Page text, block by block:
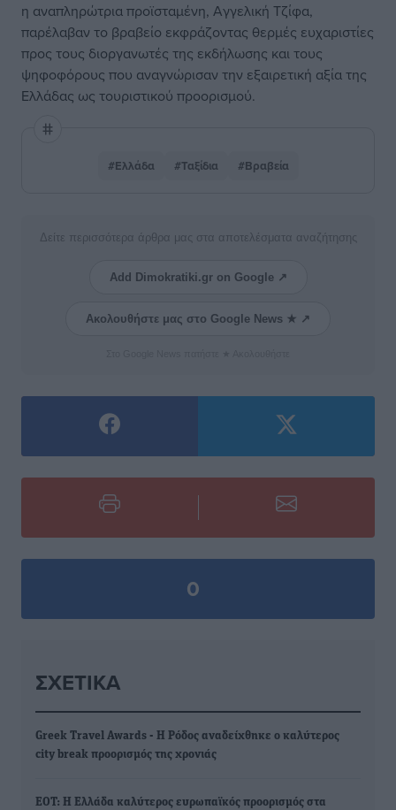
η αναπληρώτρια προϊσταμένη, Αγγελική Τζίφα,
παρέλαβαν το βραβείο εκφράζοντας θερμές ευχαριστίες
προς τους διοργανωτές της εκδήλωσης και τους
ψηφοφόρους που αναγνώρισαν την εξαιρετική αξία της
Ελλάδας ως τουριστικού προορισμού.
#Ελλάδα #Ταξίδια #Βραβεία
Δείτε περισσότερα άρθρα μας στα αποτελέσματα αναζήτησης
Add Dimokratiki.gr on Google ↗
Ακολουθήστε μας στο Google News ★ ↗
0
ΣΧΕΤΙΚΆ
Greek Travel Awards - Η Ρόδος αναδείχθηκε ο καλύτερος
city break προορισμός της χρονιάς
ΕΟΤ: Η Ελλάδα καλύτερος ευρωπαϊκός προορισμός στα